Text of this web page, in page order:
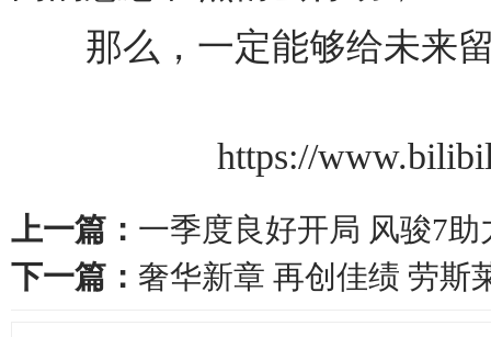
那么，一定能够给未来留
https://
上一篇： 一季度良好开局 风骏7助
下一篇： 奢华新章 再创佳绩 劳斯